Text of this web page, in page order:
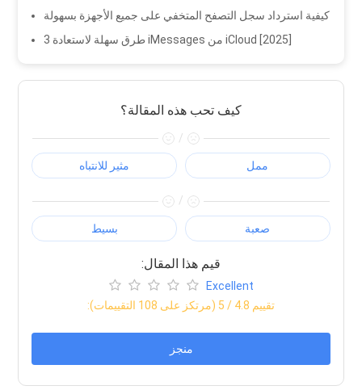
كيفية استرداد سجل التصفح المتخفي على جميع الأجهزة بسهولة
3 طرق سهلة لاستعادة iMessages من iCloud [2025]
كيف تحب هذه المقالة؟
/
مثير للانتباه ممل
/
بسيط صعبة
:قيم هذا المقال
Excellent
:تقييم 4.8 / 5 (مرتكز على 108 التقييمات)
منجز